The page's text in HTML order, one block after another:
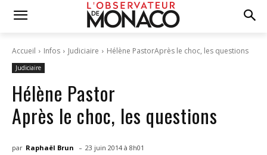
Accueil Infos Judiciaire Hélène PastorAprès le choc, les questions
Judiciaire
Hélène Pastor
Après le choc, les questions
par Raphaël Brun - 23 juin 2014 à 8h01